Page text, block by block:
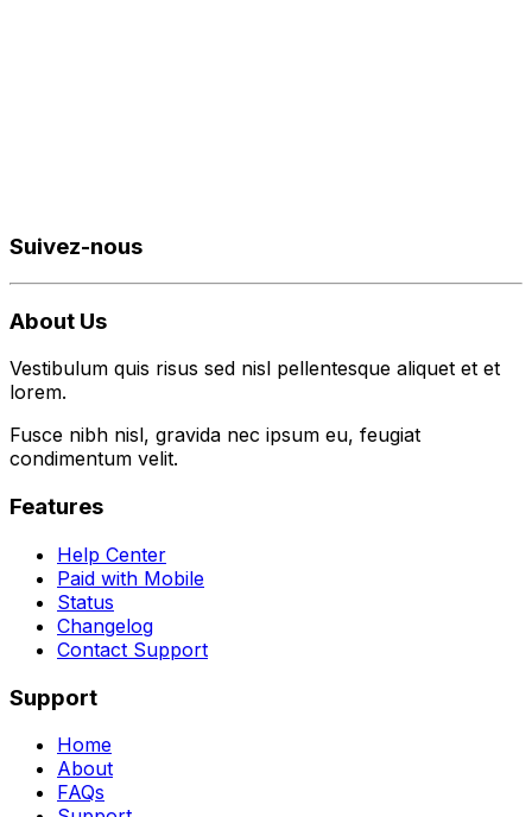
Suivez-nous
About Us
Vestibulum quis risus sed nisl pellentesque aliquet et et
lorem.
Fusce nibh nisl, gravida nec ipsum eu, feugiat
condimentum velit.
Features
Help Center
Paid with Mobile
Status
Changelog
Contact Support
Support
Home
About
FAQs